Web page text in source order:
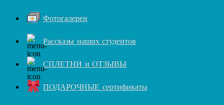
Фотогалереи
Рассказы наших студентов
СПЛЕТНИ и ОТЗЫВЫ
ПОДАРОЧНЫЕ сертификаты